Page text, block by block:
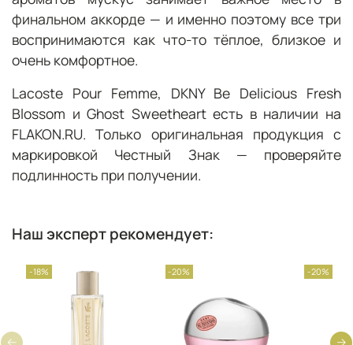
финальном аккорде — и именно поэтому все три
воспринимаются как что-то тёплое, близкое и
очень комфортное.
Lacoste Pour Femme, DKNY Be Delicious Fresh
Blossom и Ghost Sweetheart есть в наличии на
FLAKON.RU. Только оригинальная продукция с
маркировкой Честный Знак — проверяйте
подлинность при получении.
Наш эксперт рекомендует:
-18% -20% -20%